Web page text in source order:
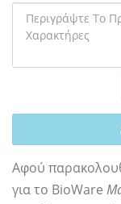
Αφού
για το BioWare